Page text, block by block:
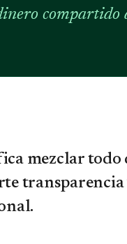
compartido
mezclar todo